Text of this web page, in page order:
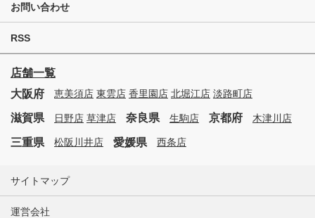
お問い合わせ
RSS
店舗一覧
大阪府
恵美須店 東雲店 香里園店 北堀江店 淡路町店
滋賀県 日野店 草津店 奈良県 生駒店 京都府 木津川店
三重県 松阪川井店 愛媛県 西条店
サイトマップ
運営会社